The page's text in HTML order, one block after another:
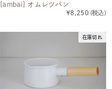
[ambai] オムレツパン
¥8,250 (税込)
在庫切れ